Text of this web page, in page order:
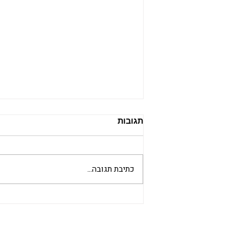
כשהכאב עצמו הוא גשר
הילד שייך להוריו לפני שהוא מבין את עצמו
פנימית מגובשת, יש לו קשר. הוא נולד
לתוך שדה שכבר קיים לפניו: הורים, אחים,
תגובות
כתיבת תגובה...